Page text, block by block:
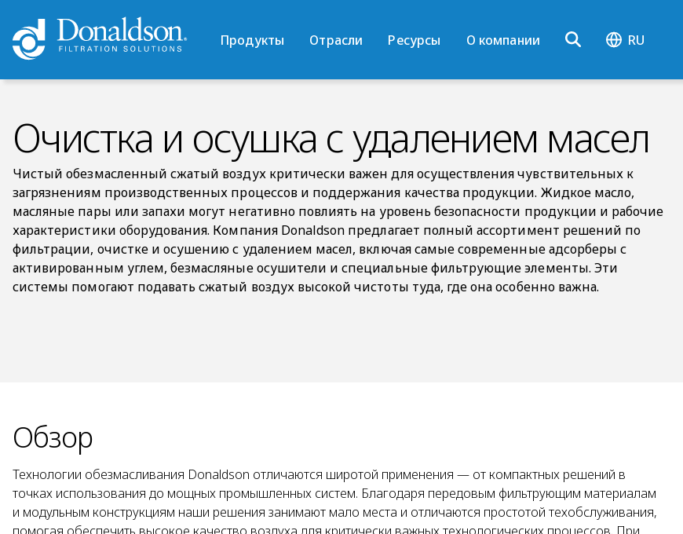
Продукты Отрасли Ресурсы О компании RU
Очистка и осушка с удалением масел
Чистый обезмасленный сжатый воздух критически важен для осуществления чувствительных к
загрязнениям производственных процессов и поддержания качества продукции. Жидкое масло,
масляные пары или запахи могут негативно повлиять на уровень безопасности продукции и рабочие
характеристики оборудования. Компания Donaldson предлагает полный ассортимент решений по
фильтрации, очистке и осушению с удалением масел, включая самые современные адсорберы с
активированным углем, безмасляные осушители и специальные фильтрующие элементы. Эти
системы помогают подавать сжатый воздух высокой чистоты туда, где она особенно важна.
Обзор
Технологии обезмасливания Donaldson отличаются широтой применения — от компактных решений в
точках использования до мощных промышленных систем. Благодаря передовым фильтрующим материалам
и модульным конструкциям наши решения занимают мало места и отличаются простотой техобслуживания,
помогая обеспечить высокое качество воздуха для критически важных технологических процессов. При